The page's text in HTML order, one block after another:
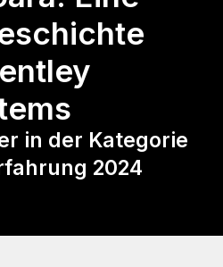
in der Kategorie
2024